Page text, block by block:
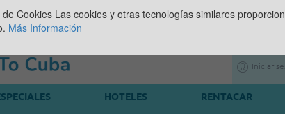
Iniciar
HOTELES RENTACAR
Cookies Las cookies y otras tecnologías similares
Más Información